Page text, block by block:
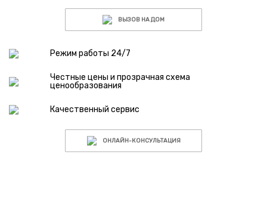
ВЫЗОВ НА ДОМ
Режим работы 24/7
Честные цены и прозрачная схема
ценообразования
Качественный сервис
ОНЛАЙН-КОНСУЛЬТАЦИЯ